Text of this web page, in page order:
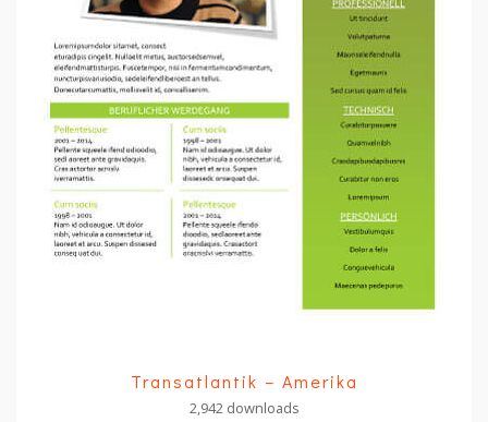
Transatlantik – Amerika
2,942 downloads